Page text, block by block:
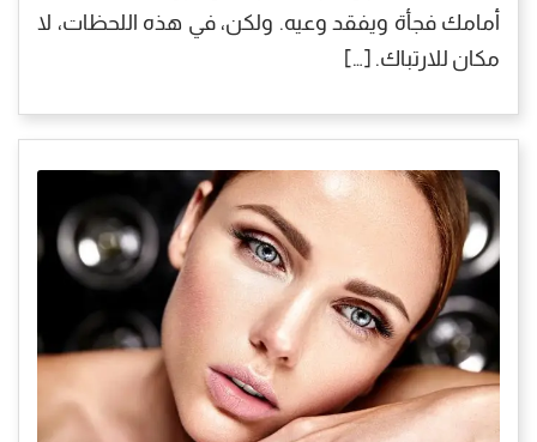
أمامك فجأة ويفقد وعيه. ولكن، في هذه اللحظات، لا
مكان للارتباك. […]